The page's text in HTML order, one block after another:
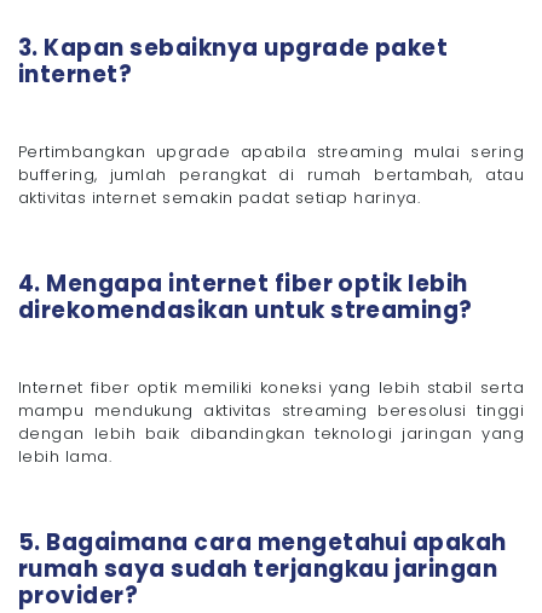
3. Kapan sebaiknya upgrade paket
internet?
Pertimbangkan upgrade apabila streaming mulai sering
buffering, jumlah perangkat di rumah bertambah, atau
aktivitas internet semakin padat setiap harinya.
4. Mengapa internet fiber optik lebih
direkomendasikan untuk streaming?
Internet fiber optik memiliki koneksi yang lebih stabil serta
mampu mendukung aktivitas streaming beresolusi tinggi
dengan lebih baik dibandingkan teknologi jaringan yang
lebih lama.
5. Bagaimana cara mengetahui apakah
rumah saya sudah terjangkau jaringan
provider?